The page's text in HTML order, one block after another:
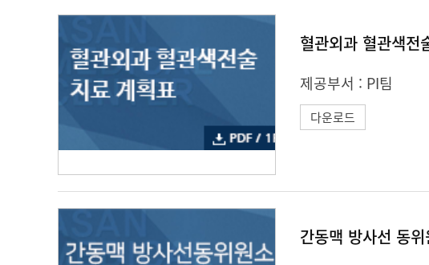
혈관외과 혈관색전
제공부서 : PI팀
다운로드
간동맥 방사선 동